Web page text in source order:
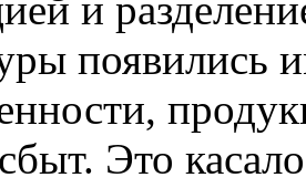
появились
Это